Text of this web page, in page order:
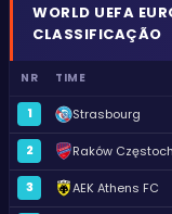
WORLD UEFA
CLASSIFICAÇÃO
NR TIME
1 Strasbourg
2 Raków
3 AEK Athens FC